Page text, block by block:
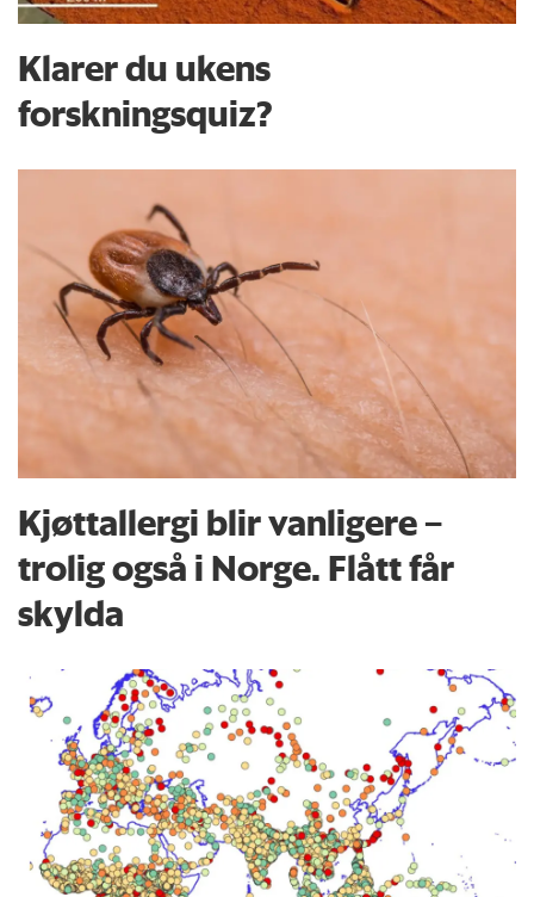
Klarer du ukens
forskningsquiz?
Kjøttallergi blir vanligere –
trolig også i Norge. Flått får
skylda